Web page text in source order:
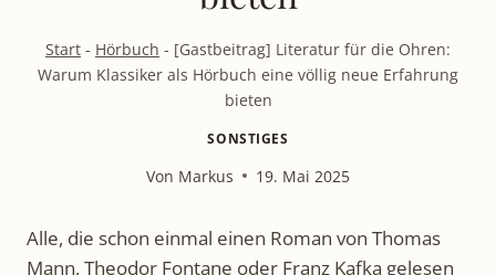
Start - Hörbuch - [Gastbeitrag] Literatur für die Ohren:
Warum Klassiker als Hörbuch eine völlig neue Erfahrung
bieten
SONSTIGES
Von Markus 19. Mai 2025
Alle, die schon einmal einen Roman von Thomas
Mann, Theodor Fontane oder Franz Kafka gelesen